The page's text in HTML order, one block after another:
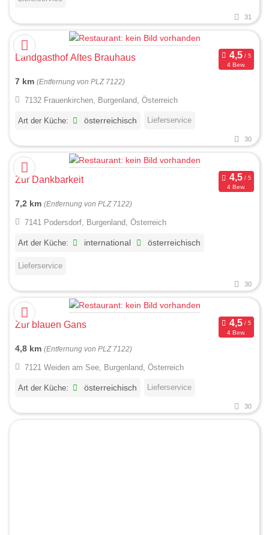
31
Landgasthof Altes Brauhaus
4 Bew.
7 km (Entfernung von PLZ 7122)
7132 Frauenkirchen, Burgenland, Österreich
Art der Küche: österreichisch Lieferservice
30
Zur Dankbarkeit
4 Bew.
7,2 km (Entfernung von PLZ 7122)
7141 Podersdorf, Burgenland, Österreich
Art der Küche: international österreichisch
Lieferservice
30
Zur blauen Gans
4 Bew.
4,8 km (Entfernung von PLZ 7122)
7121 Weiden am See, Burgenland, Österreich
Art der Küche: österreichisch Lieferservice
30